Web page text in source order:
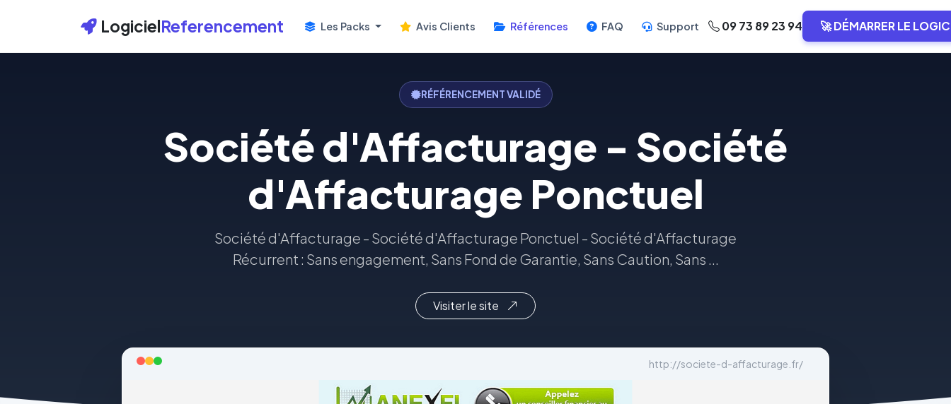
LogicielReferencement Les Packs Avis Clients Références FAQ Support 09 73 89 23 94 🚀 DÉMARRER LE
RÉFÉRENCEMENT VALIDÉ
Société d'Affacturage - Société
d'Affacturage Ponctuel
Société d'Affacturage - Société d'Affacturage Ponctuel - Société d'Affacturage
Récurrent : Sans engagement, Sans Fond de Garantie, Sans Caution, Sans ...
Visiter le site
http://societe-d-affacturage.fr/